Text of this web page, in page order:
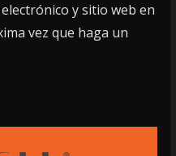
y sitio web en
vez que haga un